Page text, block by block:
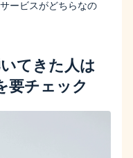
ービスがどちらなの
てきた人は
要チェック